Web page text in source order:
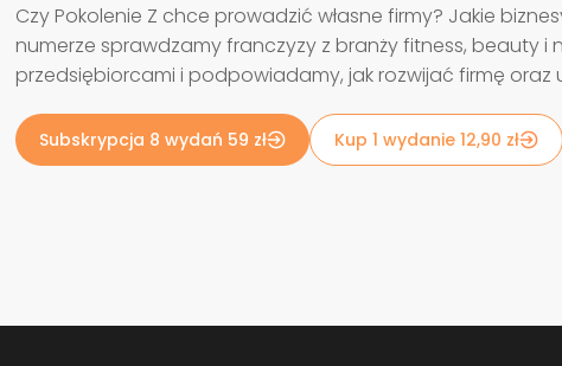
Czy Pokolenie Z chce prowadzić własne firmy? Jakie
numerze sprawdzamy franczyzy z branży fitness, beauty i
przedsiębiorcami i podpowiadamy, jak rozwijać firmę oraz
Subskrypcja 8 wydań 59 zł Kup 1 wydanie 12,90 zł